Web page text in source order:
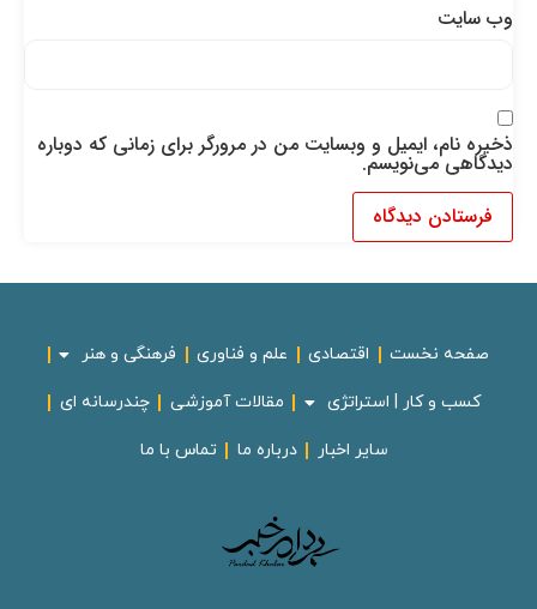
وب‌ سایت
ذخیره نام، ایمیل و وبسایت من در مرورگر برای زمانی که دوباره
دیدگاهی می‌نویسم.
صفحه نخست اقتصادی علم و فناوری فرهنگی و هنر
کسب و کار | استراتژی مقالات آموزشی چندرسانه ای
سایر اخبار درباره ما تماس با ما